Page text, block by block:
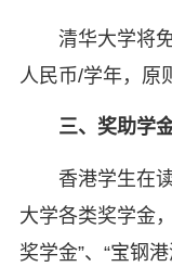
清华大学将
人民币/学年，原
三、奖助学
香港学生在
大学各类奖学金
奖学金”、“宝钢